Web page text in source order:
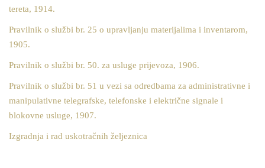
tereta, 1914.
Pravilnik o službi br. 25 o upravljanju materijalima i inventarom,
1905.
Pravilnik o službi br. 50. za usluge prijevoza, 1906.
Pravilnik o službi br. 51 u vezi sa odredbama za administrativne i
manipulativne telegrafske, telefonske i električne signale i
blokovne usluge, 1907.
Izgradnja i rad uskotračnih željeznica